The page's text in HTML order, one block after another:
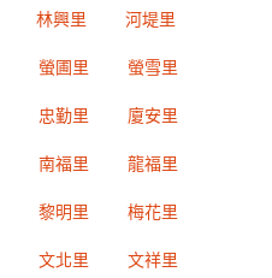
林興里 河堤里
螢圃里 螢雪里
忠勤里 廈安里
南福里 龍福里
黎明里 梅花里
文北里 文祥里